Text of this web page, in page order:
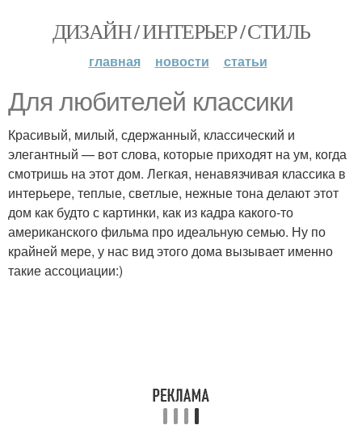
ДИЗАЙН / ИНТЕРЬЕР / СТИЛЬ
главная новости статьи
Для любителей классики
Красивый, милый, сдержанный, классический и
элегантный — вот слова, которые приходят на ум, когда
смотришь на этот дом. Легкая, ненавязчивая классика в
интерьере, теплые, светлые, нежные тона делают этот
дом как будто с картинки, как из кадра какого-то
американского фильма про идеальную семью. Ну по
крайней мере, у нас вид этого дома вызывает именно
такие ассоциации:)